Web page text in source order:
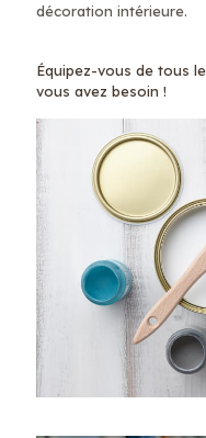
décoration intérieure.
Équipez-vous de tous
vous avez besoin !